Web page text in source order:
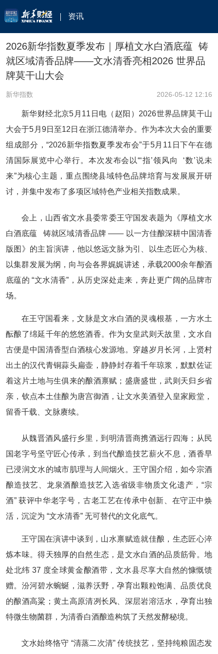
资讯
2026新华指数夏季发布｜厚植文水白酒底蕴 铸
就区域清香品牌——文水清香亮相2026 世界品
牌莫干山大会
新华指数 2026-05-12 12:16
新华财经北京5月11日电（赵阳）2026世界品牌莫干山
大会于5月9日至12日在浙江德清举办。作为本次大会的重要
组成部分，“2026新华指数夏季发布会”于5月11日下午在德
清国际展览中心举行。本次发布会以“‘指’领风向 ‘数’说未
来”为核心主题，重点围绕县域特色品牌培育与发展展开研
讨，并集中发布了多项区域特色产业相关指数成果。
会上，山西省文水县委常委王守国发表题为《厚植文水
白酒底蕴 铸就区域清香品牌 —— 以一方佳酿深耕中国清香
版图》的主旨演讲，他以悠远文脉为引、以生态匠心为核、
以集群发展为纲，向与会各界娓娓讲述，承载2000余年酿酒
底蕴的 “文水清香”，从历史深处走来，奔赴更广阔的品牌市
场。
在王守国看来，文脉是文水白酒的灵魂根基，一方水土
酝酿了绵延千年的悠悠酒香。作为女皇武则天故里，文水自
古便是中国清香型白酒核心发源地。穿越岁月长河，上贤村
出土的汉代青铜蒜头扁壶，静静封存着千年琼浆，默默佐证
着这片土地与生俱来的酿酒禀赋；盛唐盛世，武则天归乡省
亲，钦点本土佳酿为唐宫御酒，让文水美酒登入皇家殿堂，
留香千载、文脉赓续。
从魏晋酒风盛行乡里，到明清晋商携酒远行四海；从民
国老字号坚守匠心传承，到当代酿造技艺薪火不息，酒香早
已浸润文水的城市肌理与人间烟火。王守国介绍，如今宗酒
酿造技艺、龙泉酒酿造技艺入选省级非物质文化遗产，“宗
酒” 获评中华老字号，古老工艺在传承中创新、在守正中焕
活，沉淀为 “文水清香” 无可替代的文化底气。
王守国在演讲中谈到，山水禀赋造就佳酿，生态匠心淬
炼本味。得天独厚的自然生态，是文水白酒的品质筋骨。地
处北纬 37 度全球黄金酿酒带，文水县尽享大自然的慷慨馈
赠。汾河碧水蜿蜒，滋养沃野，孕育出颗粒饱满、品质优良
的酿酒高粱；黄土高原清冽长风、深层岩溶活水，孕育出独
特微生物菌群，为清香白酒酿造构筑了天然发酵秘境。
文水始终恪守 “清蒸二次清” 传统技艺，坚持纯粮固态发